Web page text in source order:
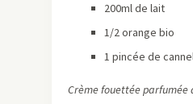
200ml de lait
1/2 orange bio
1 pincée de
Crème fouettée parfumée